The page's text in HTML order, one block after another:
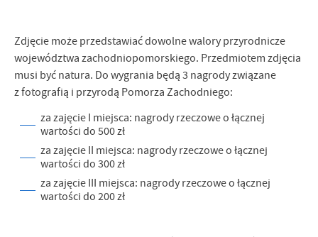
Zdjęcie może przedstawiać dowolne walory przyrodnicze
województwa zachodniopomorskiego. Przedmiotem zdjęcia
musi być natura. Do wygrania będą 3 nagrody związane
z fotografią i przyrodą Pomorza Zachodniego:
za zajęcie I miejsca: nagrody rzeczowe o łącznej
wartości do 500 zł
za zajęcie II miejsca: nagrody rzeczowe o łącznej
wartości do 300 zł
za zajęcie III miejsca: nagrody rzeczowe o łącznej
wartości do 200 zł